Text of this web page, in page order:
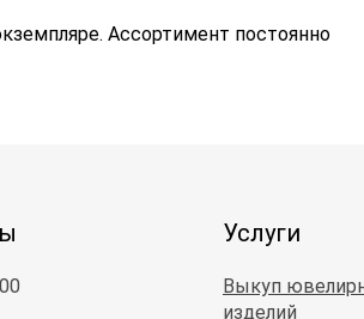
Ассортимент постоянно
Услуги
Выкуп
изделий